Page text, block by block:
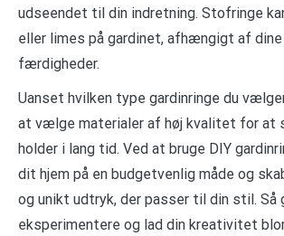
udseendet til din indretning. Stofringe
eller limes på gardinet, afhængigt af
færdigheder.
Uanset hvilken type gardinringe du
at vælge materialer af høj kvalitet for at
holder i lang tid. Ved at bruge DIY
dit hjem på en budgetvenlig måde og
og unikt udtryk, der passer til din stil. Så
eksperimentere og lad din kreativitet